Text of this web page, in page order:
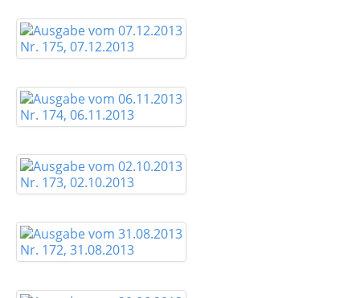
Nr. 175, 07.12.2013
Nr. 174, 06.11.2013
Nr. 173, 02.10.2013
Nr. 172, 31.08.2013